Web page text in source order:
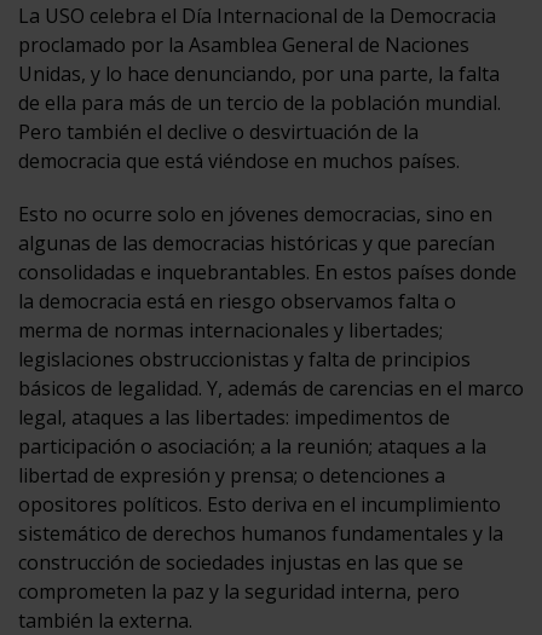
La USO celebra el Día Internacional de la Democracia
proclamado por la Asamblea General de Naciones
Unidas, y lo hace denunciando, por una parte, la falta
de ella para más de un tercio de la población mundial.
Pero también el declive o desvirtuación de la
democracia que está viéndose en muchos países.
Esto no ocurre solo en jóvenes democracias, sino en
algunas de las democracias históricas y que parecían
consolidadas e inquebrantables. En estos países donde
la democracia está en riesgo observamos falta o
merma de normas internacionales y libertades;
legislaciones obstruccionistas y falta de principios
básicos de legalidad. Y, además de carencias en el marco
legal, ataques a las libertades: impedimentos de
participación o asociación; a la reunión; ataques a la
libertad de expresión y prensa; o detenciones a
opositores políticos. Esto deriva en el incumplimiento
sistemático de derechos humanos fundamentales y la
construcción de sociedades injustas en las que se
comprometen la paz y la seguridad interna, pero
también la externa.